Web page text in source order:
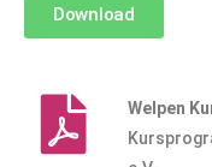
Download
Welpen